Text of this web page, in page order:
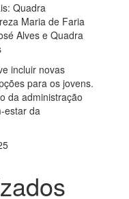
Quadra
Maria de Faria
Alves e Quadra
incluir novas
para os jovens.
da administração
estar da